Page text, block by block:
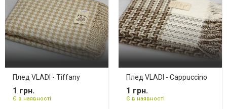
Плед VLADI - Tiffany
1 грн.
Є в наявності
Плед VLADI - Cappuccino
1 грн.
Є в наявності